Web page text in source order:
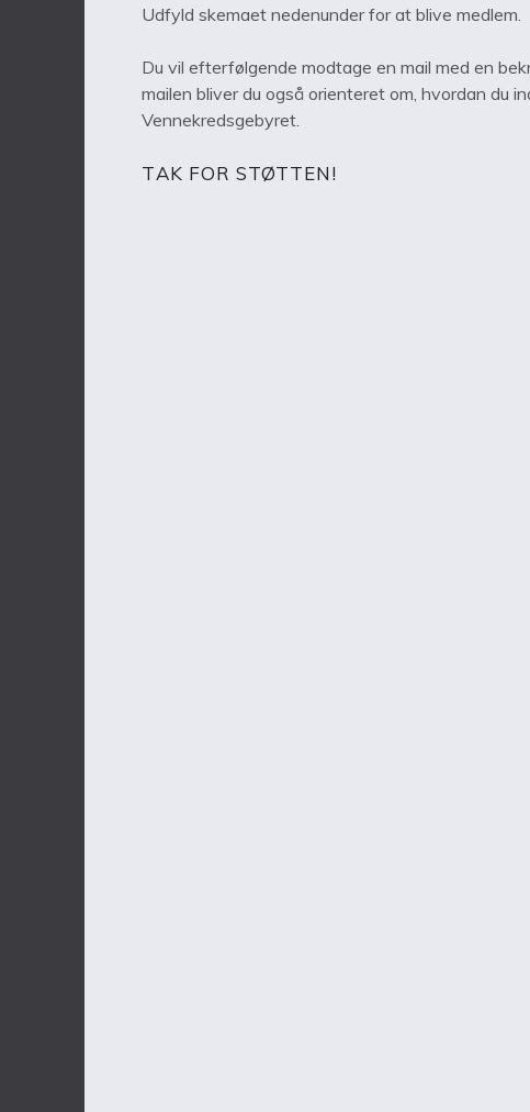
Udfyld skemaet nedenunder for at blive medlem.
Du vil efterfølgende modtage en mail med en
mailen bliver du også orienteret om, hvordan du
Vennekredsgebyret.
TAK FOR STØTTEN!